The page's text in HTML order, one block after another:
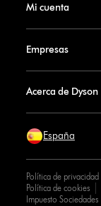
Mi cuenta
Empresas
Acerca de Dyson
España
Política de privacidad
Política de cookies
Impuesto Sociedades